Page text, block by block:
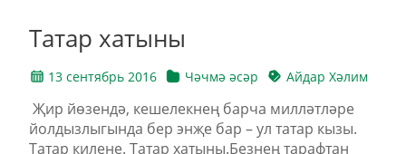
Татар хатыны
13 сентябрь 2016 Чәчмә әсәр Айдар Хәлим
Җир йөзендә, кешелекнең барча милләтләре
йолдызлыгында бер энҗе бар – ул татар кызы.
Татар килене. Татар хатыны.Безнең тарафтан